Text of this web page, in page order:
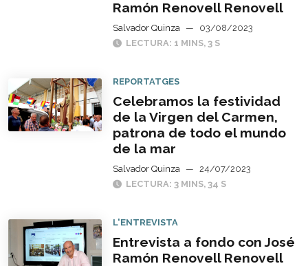
Ramón Renovell Renovell
Salvador Quinza —
03/08/2023
LECTURA: 1 MINS, 3 S
REPORTATGES
Celebramos la festividad
de la Virgen del Carmen,
patrona de todo el mundo
de la mar
Salvador Quinza — 24/07/2023
LECTURA: 3 MINS, 34 S
L'ENTREVISTA
Entrevista a fondo con José
Ramón Renovell Renovell